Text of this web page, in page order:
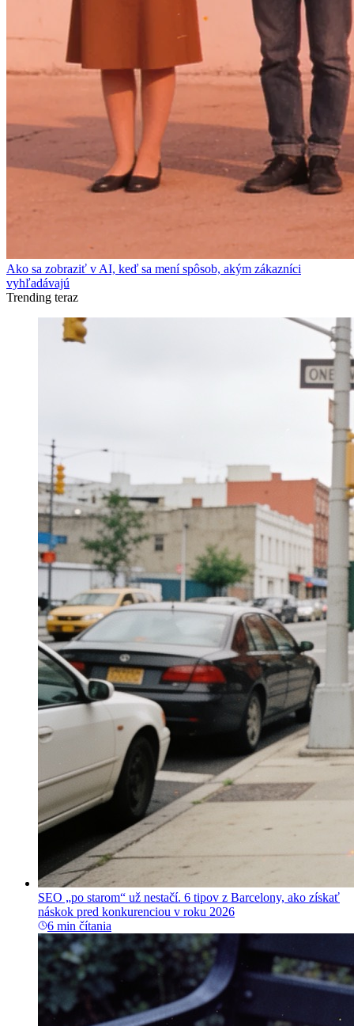
Ako sa zobraziť v AI, keď sa mení spôsob, akým zákazníci
vyhľadávajú
Trending teraz
SEO „po starom“ už nestačí. 6 tipov z Barcelony, ako získať
náskok pred konkurenciou v roku 2026
6 min čítania